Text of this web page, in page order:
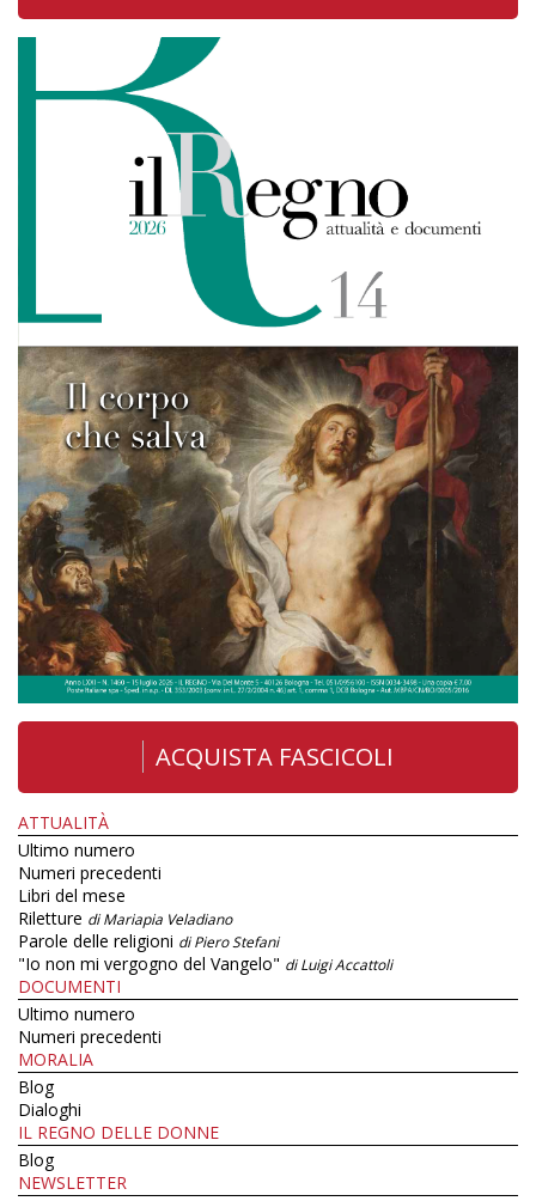
ACQUISTA FASCICOLI
ATTUALITÀ
Ultimo numero
Numeri precedenti
Libri del mese
Riletture di Mariapia Veladiano
Parole delle religioni di Piero Stefani
"Io non mi vergogno del Vangelo" di Luigi Accattoli
DOCUMENTI
Ultimo numero
Numeri precedenti
MORALIA
Blog
Dialoghi
IL REGNO DELLE DONNE
Blog
NEWSLETTER